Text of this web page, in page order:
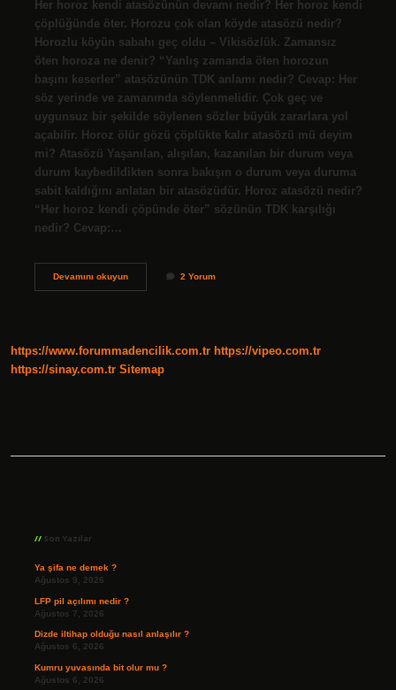
Her horoz kendi atasözünün devamı nedir? Her horoz kendi
çöplüğünde öter. Horozu çok olan köyde atasözü nedir?
Horozlu köyün sabahı geç oldu – Vikisözlük. Zamansız
öten horoza ne denir? “Yanlış zamanda öten horozun
başını keserler” atasözünün TDK anlamı nedir? Cevap: Her
söz yerinde ve zamanında söylenmelidir. Çok geç ve
uygunsuz bir şekilde söylenen sözler büyük zararlara yol
açabilir. Horoz ölür gözü çöplükte kalır atasözü mü deyim
mi? Atasözü Yaşanılan, alışılan, kazanılan bir durum veya
durum kaybedildikten sonra bakışın o durum veya duruma
sabit kaldığını anlatan bir atasözüdür. Horoz atasözü nedir?
“Her horoz kendi çöpünde öter” sözünün TDK karşılığı
nedir? Cevap:…
Devamını okuyunHorozun
2 Yorum
https://www.forummadencilik.com.tr https://vipeo.com.tr
https://sinay.com.tr Sitemap
Son Yazılar
Ya şifa ne demek ?
Ağustos 9, 2026
LFP pil açılımı nedir ?
Ağustos 7, 2026
Dizde iltihap olduğu nasıl anlaşılır ?
Ağustos 6, 2026
Kumru yuvasında bit olur mu ?
Ağustos 6, 2026